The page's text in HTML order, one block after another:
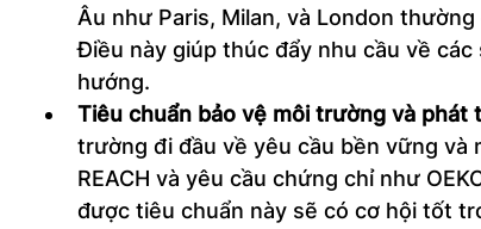
Âu như Paris, Milan, và London
Điều này giúp thúc đẩy nhu cầu về
hướng.
Tiêu chuẩn bảo vệ môi trường và phát
trường đi đầu về yêu cầu bền vững và
REACH và yêu cầu chứng chỉ như
được tiêu chuẩn này sẽ có cơ hội tốt